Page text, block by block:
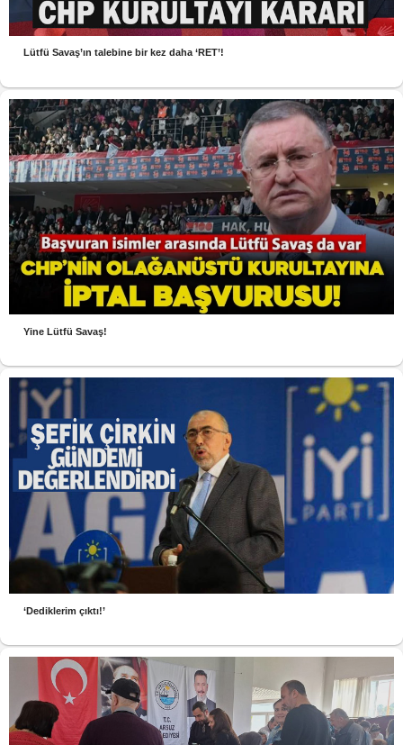
Lütfü Savaş’ın talebine bir kez daha ‘RET’!
Yine Lütfü Savaş!
‘Dediklerim çıktı!’